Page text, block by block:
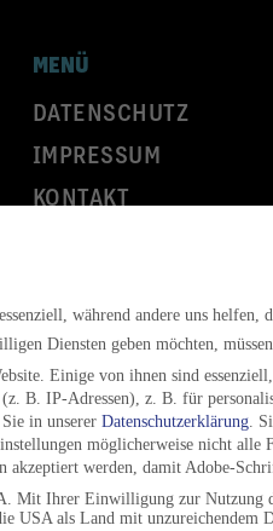
MENÜ
DATENSCHUTZ
IMPRESSUM
KONTAKT
während andere uns helfen,
Diensten geben möchten,
Einige von ihnen sind
B. IP-Adressen), z. B. für
in unserer Datenschutzerklärung.
möglicherweise nicht
werden, damit Adobe-
Mit Ihrer Einwilligung zur Nutzung
als Land mit unzureichendem